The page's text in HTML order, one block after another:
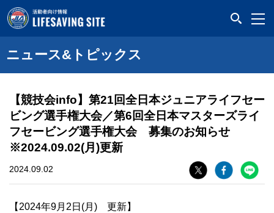
ニュース&トピックス
【競技会info】第21回全日本ジュニアライフセー
ビング選手権大会／第6回全日本マスターズライ
フセービング選手権大会 募集のお知らせ
※2024.09.02(月)更新
2024.09.02
【2024年9月2日(月) 更新】